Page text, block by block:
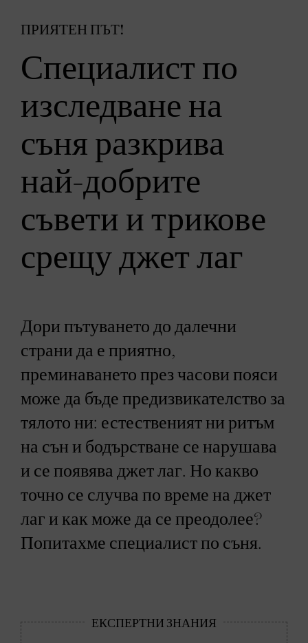
ПРИЯТЕН ПЪТ!
Специалист по
изследване на
съня разкрива
най-добрите
съвети и трикове
срещу джет лаг
Дори пътуването до далечни
страни да е приятно,
преминаването през часови пояси
може да бъде предизвикателство за
тялото ни: естественият ни ритъм
на сън и бодърстване се нарушава
и се появява джет лаг. Но какво
точно се случва по време на джет
лаг и как може да се преодолее?
Попитахме специалист по съня.